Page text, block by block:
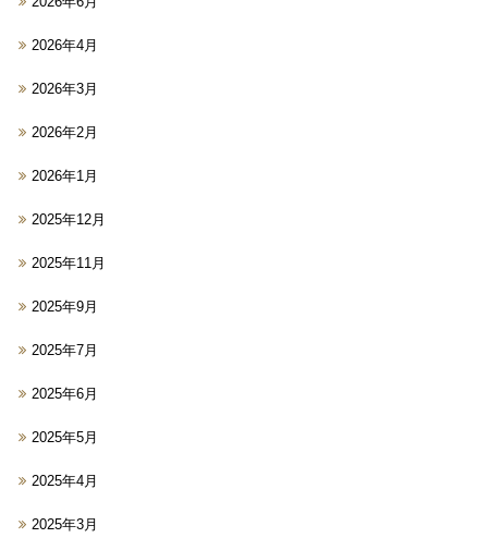
2026年4月
2026年3月
2026年2月
2026年1月
2025年12月
2025年11月
2025年9月
2025年7月
2025年6月
2025年5月
2025年4月
2025年3月